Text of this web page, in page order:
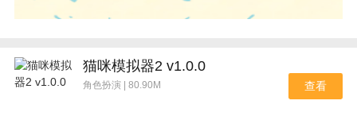
猫咪模拟器2 v1.0.0
角色扮演 | 80.90M 查看